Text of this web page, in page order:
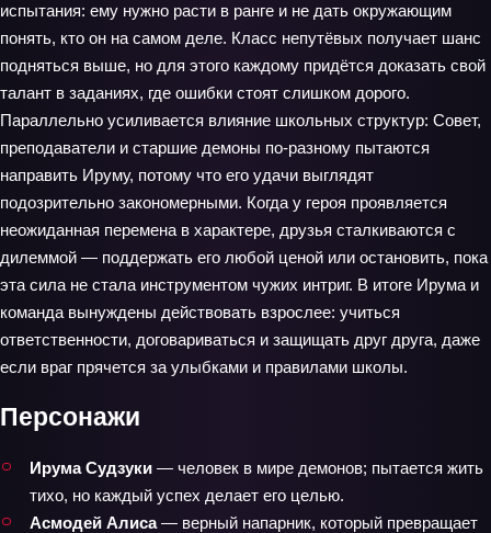
испытания: ему нужно расти в ранге и не дать окружающим
понять, кто он на самом деле. Класс непутёвых получает шанс
подняться выше, но для этого каждому придётся доказать свой
талант в заданиях, где ошибки стоят слишком дорого.
Параллельно усиливается влияние школьных структур: Совет,
преподаватели и старшие демоны по‑разному пытаются
направить Ируму, потому что его удачи выглядят
подозрительно закономерными. Когда у героя проявляется
неожиданная перемена в характере, друзья сталкиваются с
дилеммой — поддержать его любой ценой или остановить, пока
эта сила не стала инструментом чужих интриг. В итоге Ирума и
команда вынуждены действовать взрослее: учиться
ответственности, договариваться и защищать друг друга, даже
если враг прячется за улыбками и правилами школы.
Персонажи
Ирума Судзуки — человек в мире демонов; пытается жить
тихо, но каждый успех делает его целью.
Асмодей Алиса— верный напарник, который превращает